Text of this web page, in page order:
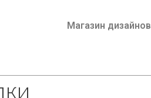
Магазин дизайнов